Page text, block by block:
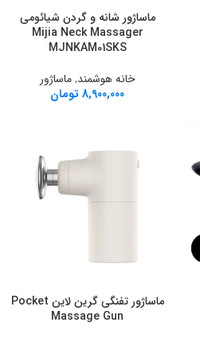
ماساژور شانه و گردن شیائومی
Mijia Neck Massager
MJNKAM01SKS
خانه هوشمند,ماساژور
8,900,000 تومان
ماساژور تفنگی گرین لاین Pocket
Massage Gun